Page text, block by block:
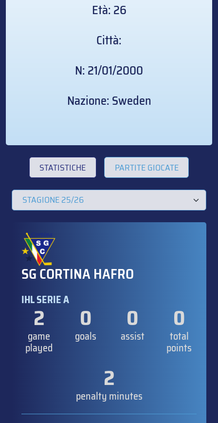
Età: 26
Città:
N: 21/01/2000
Nazione: Sweden
STATISTICHE PARTITE GIOCATE
SG CORTINA HAFRO
IHL SERIE A
2
game
played
0
goals
0
assist
0
total
points
2
penalty minutes